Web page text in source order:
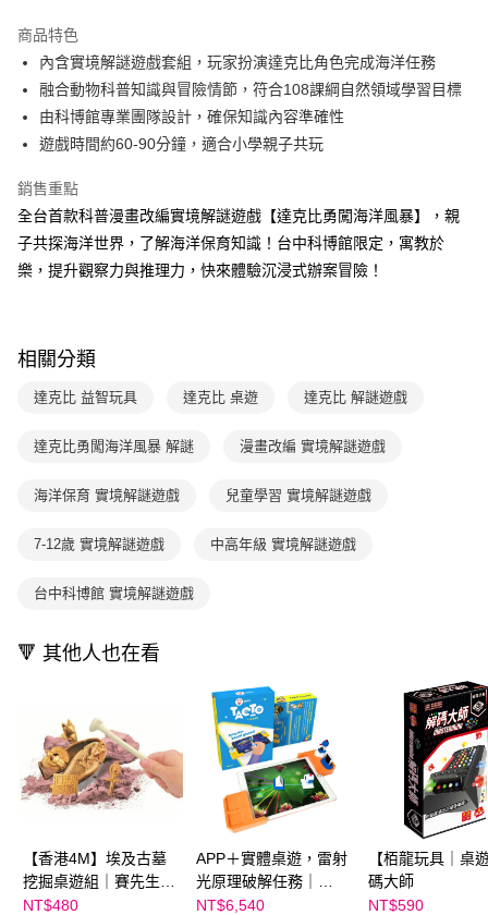
大哥付你分期
相關說明
【大哥付你分期使用說明】
1.本服務由台灣大哥大提供，台灣大哥大用戶可立即使用無須另外申請。
2.付款方式選擇「大哥付你分期」，訂單成立後會自動跳轉到大哥付的交易
成交易。
3.實際核准額度、可分期數及費用金額請依後續交易確認頁面所載為準。
4.訂單成立30分鐘內，如未前往確認交易或遇審核未通過，訂單將自動取
消。如遇「轉專審核」未通過狀況，表示未達大哥付你分期系統評分，恕無
法說明評估內容。
帳／街口支付／iPASS MONEY」等通路繳費。
【注意事項】
用戶於交易時，得透過本服務購買商品或服務，並由商店將買賣／分期付款
資料（包含姓名、電話或地址）提供予台灣大哥大進項蒐集、處理及利用，
3.完整用戶服務條款，請詳閱以下連結：https://oppay.tw/userRule
AFTEE先享後付
相關說明
AFTEE先享後付是「在收到商品之後才付款」的支付方式。 讓您購物簡單
便利好安心！
１．簡單：不需註冊會員、不需綁卡、不需儲值。
２．便利：只要手機號碼，簡訊認證，即可結帳。
３．安心：先確認商品／服務後，再付款。
結帳頁面，進行簡訊認證並確認金額後，即可完成結帳。
２．訂單成立數日內，您將收到繳費通知簡訊。
３．收到繳費通知簡訊後14天內，點擊此簡訊中的連結，可透過四大超商／
購買商品的店家。未經商家同意取消之訂單仍視為有效，需透過AFTEE先享
※ 交易是否成功請以「AFTEE先享後付 」之結帳頁面顯示為準，若有關於
１．透過由恩沛科技股份有限公司提供之「AFTEE先享後付」服務完成之交
２．關於個人資料處理事宜，請瀏覽以下網址：
https://aftee.tw/terms/#terms3
３．未成年的使用者請事先徵得法定代理人或監護人之同意方可使用
「AFTEE先享後付」，若未經同意申辦者引起之損失，本公司不負相關責
４．使用「AFTEE先享後付」時，將依據個別帳號之用戶狀況，依本公司即
時審查核予不同之上限額度；若仍有額度不足之情形，本公司將視審查結果
請求用戶進行身份認證。
５．嚴禁一人註冊多個帳號或使用他人資訊註冊。若發現惡意使用之情形，
恩沛科技股份有限公司將有權停止該用戶之使用額度並採取法律行動。
ATM付款
運送方式
付款後全家取貨｜8/8-8/14運費優惠，結帳滿499即享免運。
付款後7-11取貨
每筆NT$70，滿NT$800(含以上)免運費
離島宅配（澎湖、金門、馬祖、小琉球；不適用於郵局i郵箱）
商品特色
內含實境解謎遊戲套組，玩家扮演達克比角色完成海洋任務
融合動物科普知識與冒險情節，符合108課綱自然領域學習目標
由科博館專業團隊設計，確保知識內容準確性
遊戲時間約60-90分鐘，適合小學親子共玩
銷售重點
全台首款科普漫畫改編實境解謎遊戲【達克比勇闖海洋風暴】，親
子共探海洋世界，了解海洋保育知識！台中科博館限定，寓教於
樂，提升觀察力與推理力，快來體驗沉浸式辦案冒險！
相關分類
達克比 益智玩具 達克比 桌遊 達克比 解謎遊戲
達克比勇闖海洋風暴 解謎 漫畫改編 實境解謎遊戲
海洋保育 實境解謎遊戲 兒童學習 實境解謎遊戲
7-12歲 實境解謎遊戲 中高年級 實境解謎遊戲
台中科博館 實境解謎遊戲
🔻 其他人也在看
【香港4M】埃及古墓
挖掘桌遊組｜賽先生科
學工廠
NT$480
APP＋實體桌遊，雷射
光原理破解任務｜
TACTO數位益智桌遊
NT$6,540
【栢龍玩具｜桌
碼大師
NT$590